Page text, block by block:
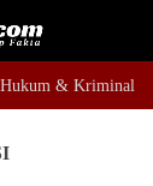
Hukum & Kriminal